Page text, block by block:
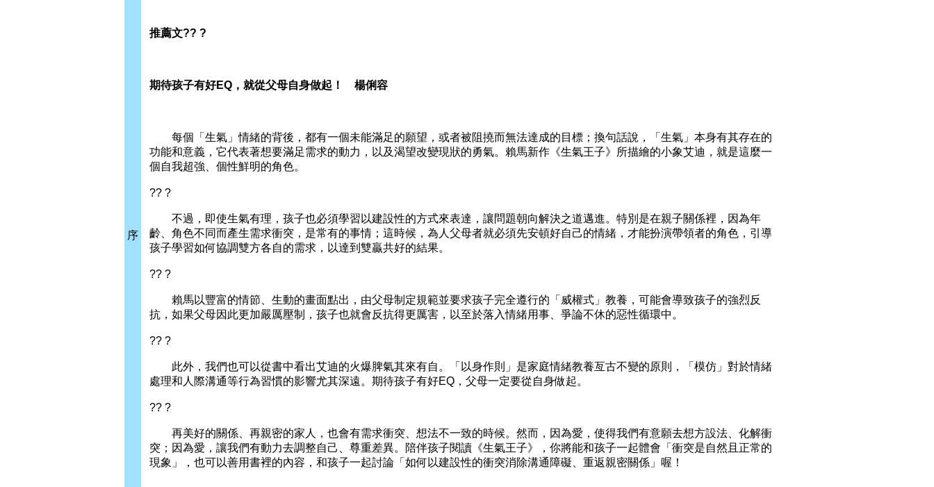
序
推薦文?? ?
期待孩子有好EQ，就從父母自身做起！ 楊俐容
每個「生氣」情緒的背後，都有一個未能滿足的願望，或者被阻撓而無法達成的目標；換句話說，「生氣」本身有其存在的
功能和意義，它代表著想要滿足需求的動力，以及渴望改變現狀的勇氣。賴馬新作《生氣王子》所描繪的小象艾迪，就是這麼一
個自我超強、個性鮮明的角色。
?? ?
不過，即使生氣有理，孩子也必須學習以建設性的方式來表達，讓問題朝向解決之道邁進。特別是在親子關係裡，因為年
齡、角色不同而產生需求衝突，是常有的事情；這時候，為人父母者就必須先安頓好自己的情緒，才能扮演帶領者的角色，引導
孩子學習如何協調雙方各自的需求，以達到雙贏共好的結果。
?? ?
賴馬以豐富的情節、生動的畫面點出，由父母制定規範並要求孩子完全遵行的「威權式」教養，可能會導致孩子的強烈反
抗，如果父母因此更加嚴厲壓制，孩子也就會反抗得更厲害，以至於落入情緒用事、爭論不休的惡性循環中。
?? ?
此外，我們也可以從書中看出艾迪的火爆脾氣其來有自。「以身作則」是家庭情緒教養亙古不變的原則，「模仿」對於情緒
處理和人際溝通等行為習慣的影響尤其深遠。期待孩子有好EQ，父母一定要從自身做起。
?? ?
再美好的關係、再親密的家人，也會有需求衝突、想法不一致的時候。然而，因為愛，使得我們有意願去想方設法、化解衝
突；因為愛，讓我們有動力去調整自己、尊重差異。陪伴孩子閱讀《生氣王子》，你將能和孩子一起體會「衝突是自然且正常的
現象」，也可以善用書裡的內容，和孩子一起討論「如何以建設性的衝突消除溝通障礙、重返親密關係」喔！